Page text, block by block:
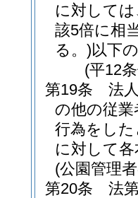
に対して
該5倍に相
る。)以下
(平12
第19条
法
の他の従
行為をし
に対して
(公園管理
第20条
法